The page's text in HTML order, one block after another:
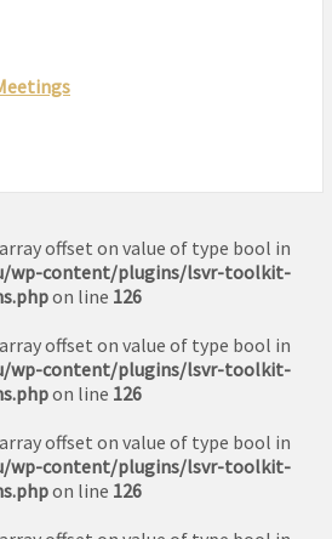
offset on value of type bool in
wp-content/plugins/lsvr-toolkit-
on line 126
offset on value of type bool in
wp-content/plugins/lsvr-toolkit-
on line 126
offset on value of type bool in
wp-content/plugins/lsvr-toolkit-
on line 126